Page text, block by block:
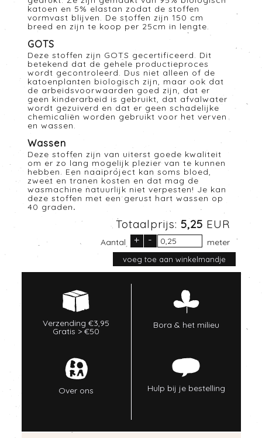
katoen en 5% elastan zodat de stoffen
vormvast blijven. De stoffen zijn 150 cm
breed en zijn te koop per 25cm in lengte.
GOTS
Deze stoffen zijn GOTS gecertificeerd. Dit
betekend dat de gehele productieproces
wordt gecontroleerd. Dus niet alleen of de
katoenplanten biologisch zijn, maar ook dat
de arbeidsvoorwaarden goed zijn, dat er
geen kinderarbeid is gebruikt, dat afvalwater
wordt gezuiverd en dat er geen schadelijke
chemicaliën worden gebruikt voor het verven
en wassen.
Wassen
Deze stoffen zijn van uiterst goede kwaliteit
om er zo lang mogelijk plezier van te kunnen
hebben. Een naaiproject kan soms bloed,
zweet en tranen kosten en dat mag de
wasmachine natuurlijk niet verpesten! Je kan
deze stoffen met een gerust hart wassen op
40 graden.
Totaalprijs: 5,25 EUR
Aantal + - meter
Verzending €3,95
Gratis > €50
Bora & het milieu
Over ons Hulp bij je bestelling